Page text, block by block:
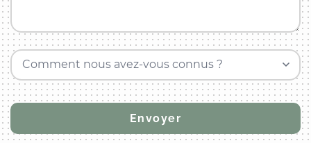
Comment nous avez-vous connus ?